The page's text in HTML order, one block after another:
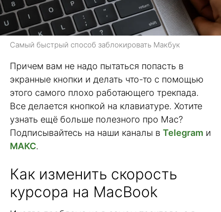
Самый быстрый способ заблокировать Макбук
Причем вам не надо пытаться попасть в
экранные кнопки и делать что-то с помощью
этого самого плохо работающего трекпада.
Все делается кнопкой на клавиатуре. Хотите
узнать ещё больше полезного про Mac?
Подписывайтесь на наши каналы в Telegram и
МАКС.
Как изменить скорость
курсора на MacBook